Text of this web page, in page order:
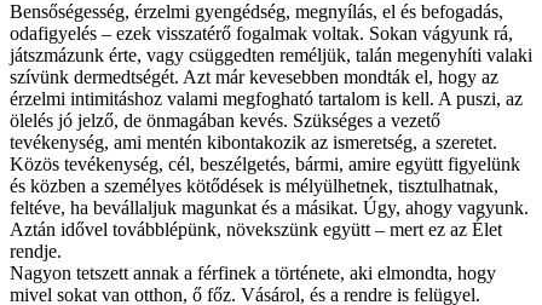
Bensőségesség, érzelmi gyengédség, megnyílás, el és befogadás,
odafigyelés – ezek visszatérő fogalmak voltak. Sokan vágyunk rá,
játszmázunk érte, vagy csüggedten reméljük, talán megenyhíti valaki
szívünk dermedtségét. Azt már kevesebben mondták el, hogy az
érzelmi intimitáshoz valami megfogható tartalom is kell. A puszi, az
ölelés jó jelző, de önmagában kevés. Szükséges a vezető
tevékenység, ami mentén kibontakozik az ismeretség, a szeretet.
Közös tevékenység, cél, beszélgetés, bármi, amire együtt figyelünk
és közben a személyes kötődések is mélyülhetnek, tisztulhatnak,
feltéve, ha bevállaljuk magunkat és a másikat. Úgy, ahogy vagyunk.
Aztán idővel továbblépünk, növekszünk együtt – mert ez az Élet
rendje.
Nagyon tetszett annak a férfinek a története, aki elmondta, hogy
mivel sokat van otthon, ő főz. Vásárol, és a rendre is felügyel.